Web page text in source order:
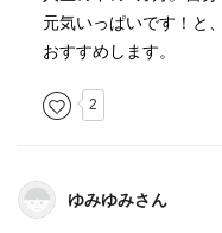
元気いっぱいです！と
おすすめします。
2
ゆみゆみさん